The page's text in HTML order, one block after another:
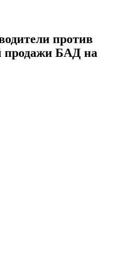
против
продажи БАД на